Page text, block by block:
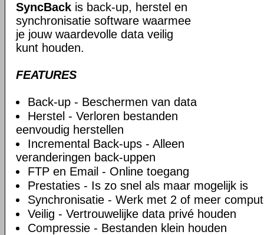
SyncBack is back-up, herstel en
synchronisatie software waarmee
je jouw waardevolle data veilig
kunt houden.
FEATURES
Back-up - Beschermen van data
Herstel - Verloren bestanden
eenvoudig herstellen
Incremental Back-ups - Alleen
veranderingen back-uppen
FTP en Email - Online toegang
Prestaties - Is zo snel als maar mogelijk is
Synchronisatie - Werk met 2 of meer
Veilig - Vertrouwelijke data privé houden
Compressie - Bestanden klein houden